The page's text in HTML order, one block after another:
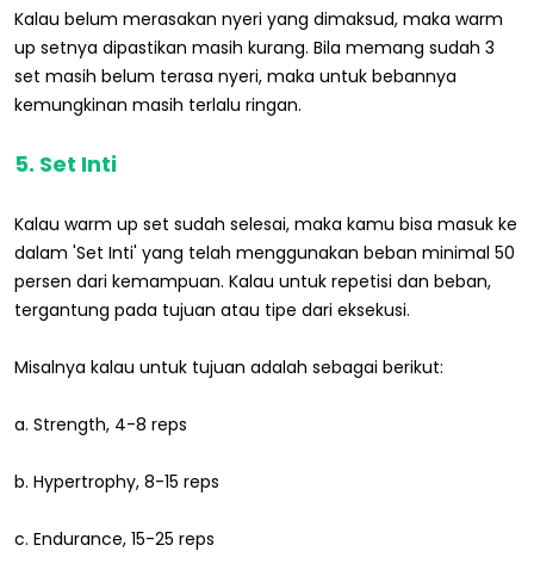
Kalau belum merasakan nyeri yang dimaksud, maka warm
up setnya dipastikan masih kurang. Bila memang sudah 3
set masih belum terasa nyeri, maka untuk bebannya
kemungkinan masih terlalu ringan.
5. Set Inti
Kalau warm up set sudah selesai, maka kamu bisa masuk ke
dalam 'Set Inti' yang telah menggunakan beban minimal 50
persen dari kemampuan. Kalau untuk repetisi dan beban,
tergantung pada tujuan atau tipe dari eksekusi.
Misalnya kalau untuk tujuan adalah sebagai berikut:
a. Strength, 4-8 reps
b. Hypertrophy, 8-15 reps
c. Endurance, 15-25 reps